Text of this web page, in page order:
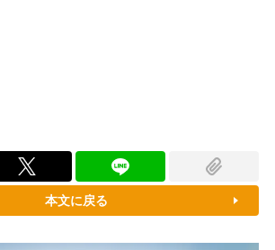
本文に戻る